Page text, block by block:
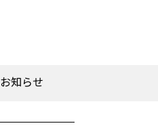
お知らせ